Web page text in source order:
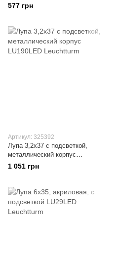
577 грн
Артикул: 325392
Лупа 3,2x37 с подсветкой,
металлический корпус
LU190LED Leuchtturm
1 051 грн